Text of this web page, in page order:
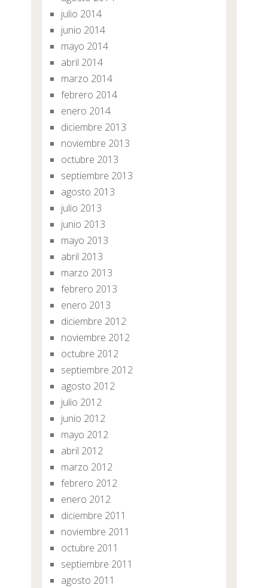
julio 2014
junio 2014
mayo 2014
abril 2014
marzo 2014
febrero 2014
enero 2014
diciembre 2013
noviembre 2013
octubre 2013
septiembre 2013
agosto 2013
julio 2013
junio 2013
mayo 2013
abril 2013
marzo 2013
febrero 2013
enero 2013
diciembre 2012
noviembre 2012
octubre 2012
septiembre 2012
agosto 2012
julio 2012
junio 2012
mayo 2012
abril 2012
marzo 2012
febrero 2012
enero 2012
diciembre 2011
noviembre 2011
octubre 2011
septiembre 2011
agosto 2011